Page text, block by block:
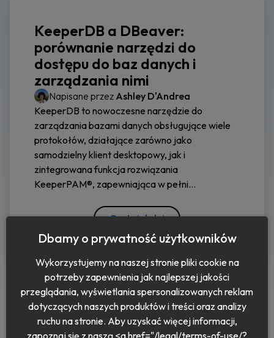
KeeperDB a DBeaver:
porównanie narzędzi do
dostępu do baz danych i
zarządzania nimi
Napisane przez Ashley D'Andrea
KeeperDB to nowoczesne narzędzie do
zarządzania bazami danych obsługujące wiele
protokołów, działające zarówno jako
samodzielny klient desktopowy, jak i
zintegrowana funkcja rozwiązania
KeeperPAM®, zapewniająca w pełni...
Czytaj dalej
Dbamy o prywatność użytkowników
Wykorzystujemy na naszej stronie pliki cookie na
potrzeby zapewnienia jak najlepszej jakości
przeglądania, wyświetlania spersonalizowanych reklam
dotyczących naszych produktów i treści oraz analizy
ruchu na stronie. Aby uzyskać więcej informacji,
zapoznaj się z naszą <a href="/legal/terms-of-use/?